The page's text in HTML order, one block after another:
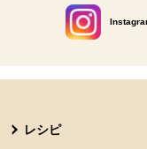
別のウィ
レシピ